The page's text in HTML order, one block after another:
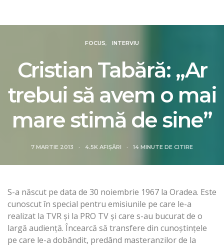
FOCUS INTERVIU
Cristian Tabără: „Ar
trebui să avem o mai
mare stimă de sine”
7 MARTIE 2013 4.5K AFIȘĂRI 14 MINUTE DE CITIRE
S-a născut pe data de 30 noiembrie 1967 la Oradea. Este
cunoscut în special pentru emisiunile pe care le-a
realizat la TVR şi la PRO TV şi care s-au bucurat de o
largă audienţă. Încearcă să transfere din cunoştinţele
pe care le-a dobândit, predând masteranzilor de la